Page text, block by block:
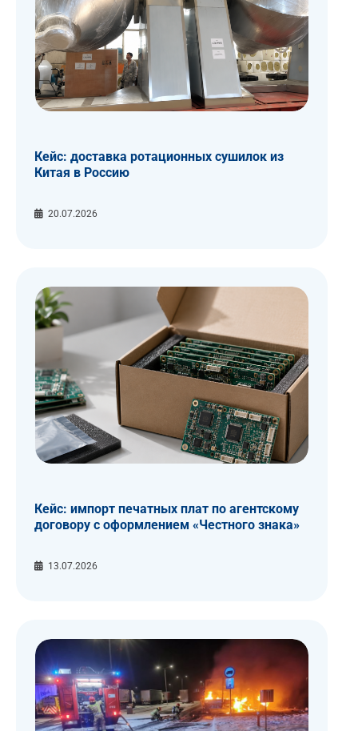
Кейс: доставка ротационных сушилок из
Китая в Россию
20.07.2026
Кейс: импорт печатных плат по агентскому
договору с оформлением «Честного знака»
13.07.2026